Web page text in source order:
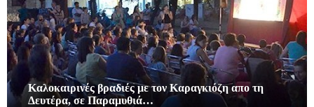
Καλοκαιρινές βραδιές με τον Καραγκιόζη απο τη
Δευτέρα, σε Παραμυθιά…